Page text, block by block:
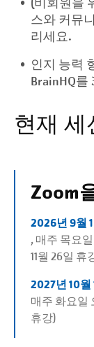
스와 커뮤
리세요.
인지 능력
BrainHQ를
현재 세
Zoom
2026년 9월
, 매주 목요일
11월 26일 휴
2027년 10월
매주 화요일
휴강)